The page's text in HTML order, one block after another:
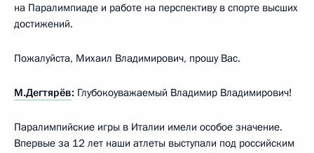
на Паралимпиаде и работе на перспективу в спорте высших
достижений.
Пожалуйста, Михаил Владимирович, прошу Вас.
М.Дегтярёв: Глубокоуважаемый Владимир Владимирович!
Паралимпийские игры в Италии имели особое значение.
Впервые за 12 лет наши атлеты выступали под российским